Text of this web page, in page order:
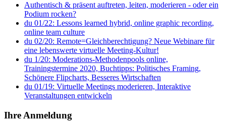
Authentisch & präsent auftreten, leiten, moderieren - oder ein
Podium rocken?
du 01/22: Lessons learned hybrid, online graphic recording,
online team culture
du 02/20: Remote=Gleichberechtigung? Neue Webinare für
eine lebenswerte virtuelle Meeting-Kultur!
du 1/20: Moderations-Methodenpools online,
Trainingstermine 2020, Buchtipps: Politisches Framing,
Schönere Flipcharts, Besseres Wirtschaften
du 01/19: Virtuelle Meetings moderieren, Interaktive
Veranstaltungen entwickeln
Ihre Anmeldung